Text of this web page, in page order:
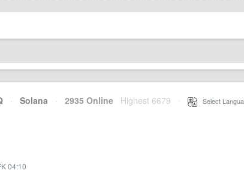
· Solana · 2935 Online Highest 6679 Select
04:10